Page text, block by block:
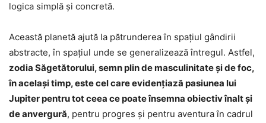
logica simplă și concretă.
Această planetă ajută la pătrunderea în spațiul gândirii
abstracte, în spațiul unde se generalizează întregul. Astfel,
zodia Săgetătorului, semn plin de masculinitate și de foc,
în același timp, este cel care evidențiază pasiunea lui
Jupiter pentru tot ceea ce poate însemna obiectiv înalt și
de anvergură, pentru progres și pentru aventura în cadrul